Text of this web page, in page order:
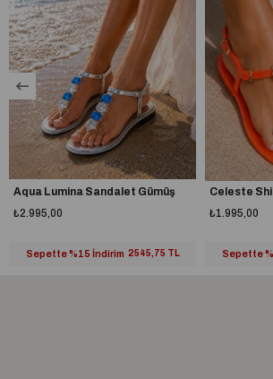
Aqua Lumina Sandalet Gümüş
₺2.995,00
Sepette %15 İndirim 2545,75 TL
Celeste
₺1.995,00
Sepette